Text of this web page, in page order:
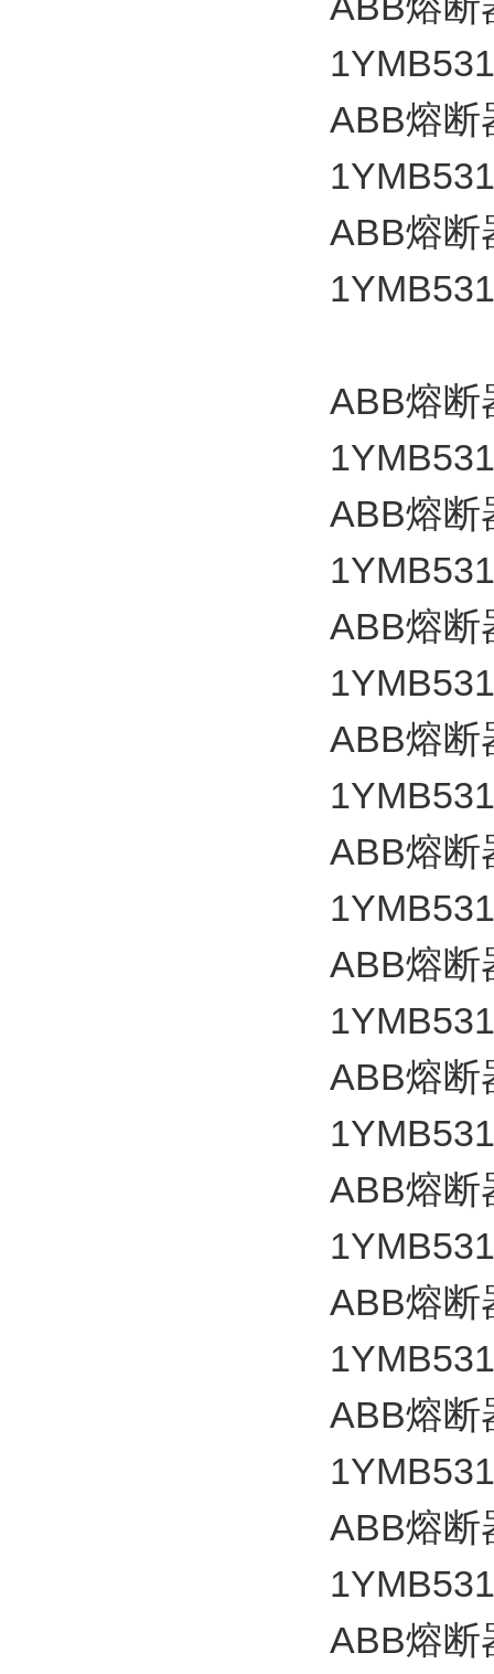
ABB熔断
ABB熔断
ABB熔断
ABB熔断
ABB熔断
ABB熔断
ABB熔断
ABB熔断
ABB熔断
ABB熔断
ABB熔断
ABB熔断
ABB熔断
ABB熔断